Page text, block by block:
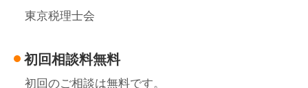
東京税理士会
初回相談料無料
初回のご相談は無料です。